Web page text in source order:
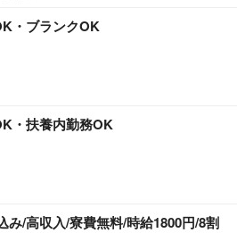
・ブランクOK
・扶養内勤務OK
み/高収入/寮費無料/時給1800円/8割